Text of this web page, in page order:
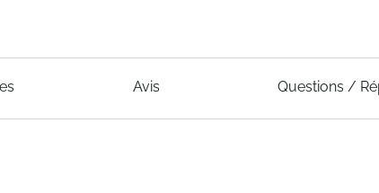
Avis Questions /